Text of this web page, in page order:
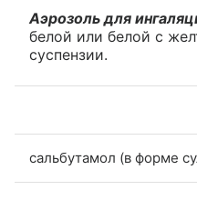
Аэрозоль для
белой или белой с
суспензии.
сальбутамол (в форме